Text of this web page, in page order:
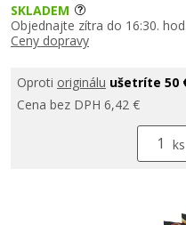
SKLADEM
Objednajte zítra do 16:30.
Ceny dopravy
Oproti originálu ušetríte 50
Cena bez DPH 6,42 €
ks